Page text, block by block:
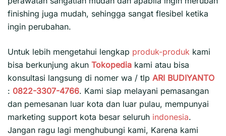
finishing juga mudah, sehingga sangat flesibel ketika
ingin perubahan.
Untuk lebih mengetahui lengkap produk-produk kami
bisa berkunjung akun Tokopedia kami atau bisa
konsultasi langsung di nomer wa / tlp ARI BUDIYANTO
: 0822-3307-4766. Kami siap melayani pemasangan
dan pemesanan luar kota dan luar pulau, mempunyai
marketing support kota besar seluruh indonesia.
Jangan ragu lagi menghubungi kami, Karena kami